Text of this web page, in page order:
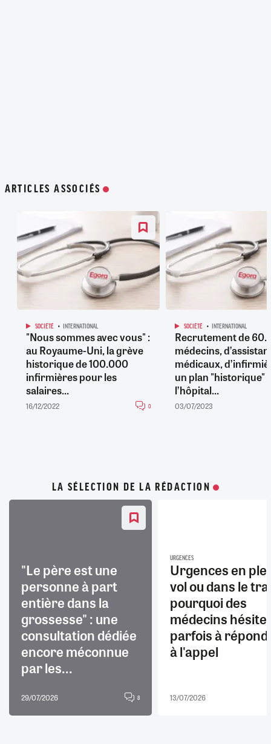
ARTICLES ASSOCIÉS
SOCIÉTÉ INTERNATIONAL
"Nous sommes avec vous" :
au Royaume-Uni, la grève
historique de 100.000
infirmières pour les
salaires...
16/12/2022 0
SOCIÉTÉ INTERNATIONAL
Recrutement de
médecins,
médicaux,
un plan "historique"
l’hôpital...
03/07/2023
LA SÉLECTION DE LA RÉDACTION
"Le père est une
personne à part
entière dans la
grossesse" : une
consultation dédiée
encore méconnue
par les...
29/07/2026 8
URGENCES
Urgences en
vol ou dans le
pourquoi des
médecins
parfois à
à l'appel
13/07/2026